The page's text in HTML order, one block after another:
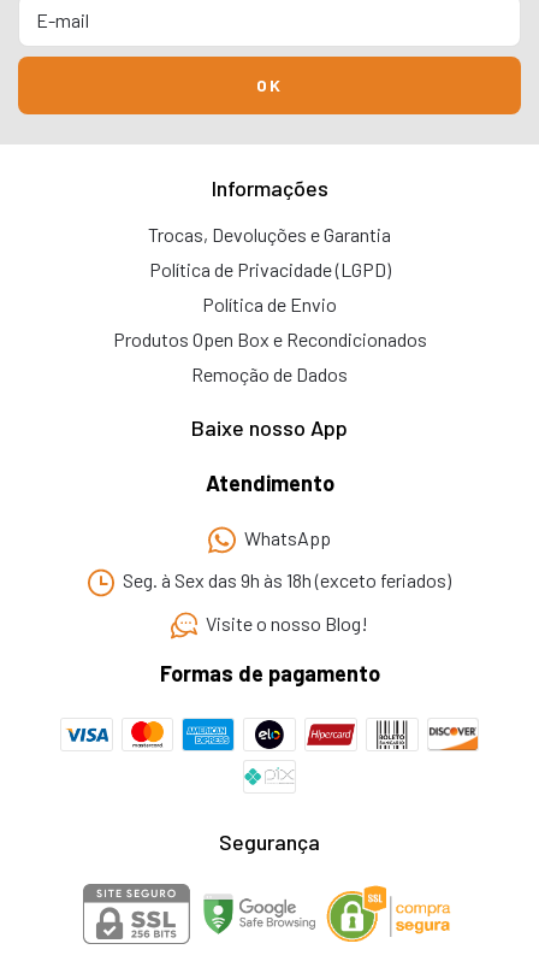
Informações
Trocas, Devoluções e Garantia
Política de Privacidade (LGPD)
Política de Envio
Produtos Open Box e Recondicionados
Remoção de Dados
Baixe nosso App
Atendimento
WhatsApp
Seg. à Sex das 9h às 18h (exceto feriados)
Visite o nosso Blog!
Formas de pagamento
Segurança